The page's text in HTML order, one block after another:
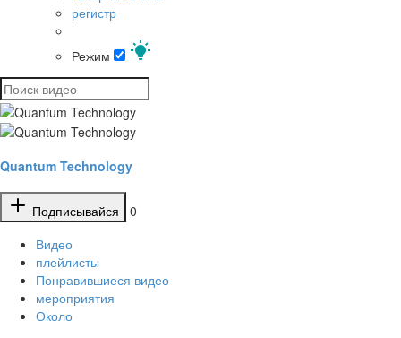
регистр
Режим
Quantum Technology
Подписывайся
0
Видео
плейлисты
Понравившиеся видео
мероприятия
Около